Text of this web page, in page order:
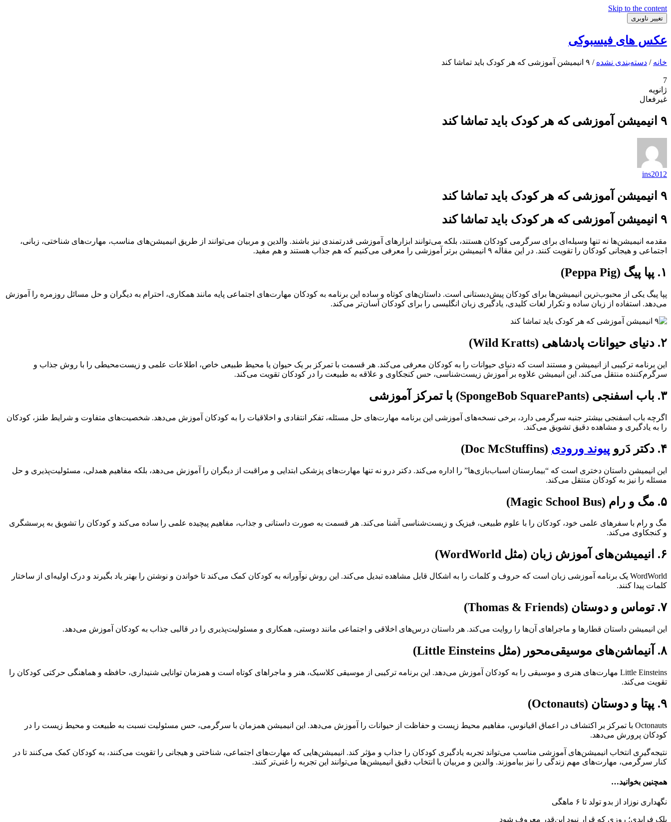
Skip to the content
تغییر ناوبری
عکس های فیسبوکی
خانه / دسته‌بندی نشده / ۹ انیمیشن آموزشی که هر کودک باید تماشا کند
7
ژانویه
غیرفعال
۹ انیمیشن آموزشی که هر کودک باید تماشا کند
ins2012
۹ انیمیشن آموزشی که هر کودک باید تماشا کند
۹ انیمیشن آموزشی که هر کودک باید تماشا کند
مقدمه انیمیشن‌ها نه تنها وسیله‌ای برای سرگرمی کودکان هستند، بلکه می‌توانند ابزارهای آموزشی قدرتمندی نیز باشند. والدین و مربیان می‌توانند از طریق انیمیشن‌های مناسب، مهارت‌های شناختی، زبانی،
اجتماعی و هیجانی کودکان را تقویت کنند. در این مقاله ۹ انیمیشن برتر آموزشی را معرفی می‌کنیم که هم جذاب هستند و هم مفید.
۱. پپا پیگ (Peppa Pig)
پپا پیگ یکی از محبوب‌ترین انیمیشن‌ها برای کودکان پیش‌دبستانی است. داستان‌های کوتاه و ساده این برنامه به کودکان مهارت‌های اجتماعی پایه مانند همکاری، احترام به دیگران و حل مسائل روزمره را آموزش
می‌دهد. استفاده از زبان ساده و تکرار لغات کلیدی، یادگیری زبان انگلیسی را برای کودکان آسان‌تر می‌کند.
۲. دنیای حیوانات پادشاهی (Wild Kratts)
این برنامه ترکیبی از انیمیشن و مستند است که دنیای حیوانات را به کودکان معرفی می‌کند. هر قسمت با تمرکز بر یک حیوان یا محیط طبیعی خاص، اطلاعات علمی و زیست‌محیطی را با روش جذاب و
سرگرم‌کننده منتقل می‌کند. این انیمیشن علاوه بر آموزش زیست‌شناسی، حس کنجکاوی و علاقه به طبیعت را در کودکان تقویت می‌کند.
۳. باب اسفنجی (SpongeBob SquarePants) با تمرکز آموزشی
اگرچه باب اسفنجی بیشتر جنبه سرگرمی دارد، برخی نسخه‌های آموزشی این برنامه مهارت‌های حل مسئله، تفکر انتقادی و اخلاقیات را به کودکان آموزش می‌دهد. شخصیت‌های متفاوت و شرایط طنز، کودکان
را به یادگیری و مشاهده دقیق تشویق می‌کند.
۴. دکتر دَرو پیوند ورودی (Doc McStuffins)
این انیمیشن داستان دختری است که “بیمارستان اسباب‌بازی‌ها” را اداره می‌کند. دکتر درو نه تنها مهارت‌های پزشکی ابتدایی و مراقبت از دیگران را آموزش می‌دهد، بلکه مفاهیم همدلی، مسئولیت‌پذیری و حل
مسئله را نیز به کودکان منتقل می‌کند.
۵. مگ و رام (Magic School Bus)
مگ و رام با سفرهای علمی خود، کودکان را با علوم طبیعی، فیزیک و زیست‌شناسی آشنا می‌کند. هر قسمت به صورت داستانی و جذاب، مفاهیم پیچیده علمی را ساده می‌کند و کودکان را تشویق به پرسشگری
و کنجکاوی می‌کند.
۶. انیمیشن‌های آموزش زبان (مثل WordWorld)
WordWorld یک برنامه آموزشی زبان است که حروف و کلمات را به اشکال قابل مشاهده تبدیل می‌کند. این روش نوآورانه به کودکان کمک می‌کند تا خواندن و نوشتن را بهتر یاد بگیرند و درک اولیه‌ای از ساختار
کلمات پیدا کنند.
۷. توماس و دوستان (Thomas & Friends)
این انیمیشن داستان قطارها و ماجراهای آن‌ها را روایت می‌کند. هر داستان درس‌های اخلاقی و اجتماعی مانند دوستی، همکاری و مسئولیت‌پذیری را در قالبی جذاب به کودکان آموزش می‌دهد.
۸. آنیماشن‌های موسیقی‌محور (مثل Little Einsteins)
Little Einsteins مهارت‌های هنری و موسیقی را به کودکان آموزش می‌دهد. این برنامه ترکیبی از موسیقی کلاسیک، هنر و ماجراهای کوتاه است و همزمان توانایی شنیداری، حافظه و هماهنگی حرکتی کودکان را
تقویت می‌کند.
۹. پپتا و دوستان (Octonauts)
Octonauts با تمرکز بر اکتشاف در اعماق اقیانوس، مفاهیم محیط زیست و حفاظت از حیوانات را آموزش می‌دهد. این انیمیشن همزمان با سرگرمی، حس مسئولیت نسبت به طبیعت و محیط زیست را در
کودکان پرورش می‌دهد.
نتیجه‌گیری انتخاب انیمیشن‌های آموزشی مناسب می‌تواند تجربه یادگیری کودکان را جذاب و مؤثر کند. انیمیشن‌هایی که مهارت‌های اجتماعی، شناختی و هیجانی را تقویت می‌کنند، به کودکان کمک می‌کنند تا در
کنار سرگرمی، مهارت‌های مهم زندگی را نیز بیاموزند. والدین و مربیان با انتخاب دقیق انیمیشن‌ها می‌توانند این تجربه را غنی‌تر کنند.
همچنین بخوانید…
نگهداری نوزاد از بدو تولد تا ۶ ماهگی
بلک فرایدی؛ روزی که قرار نبود این‌قدر معروف شود